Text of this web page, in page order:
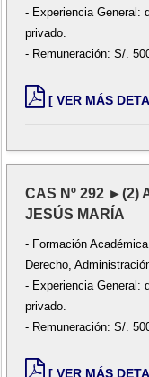
- Experiencia General:
privado.
- Remuneración: S/.
[ VER MÁS
CAS Nº 292 ►(2)
JESÚS MARÍA
- Formación
Derecho,
- Experiencia General:
privado.
- Remuneración: S/.
[ VER MÁS